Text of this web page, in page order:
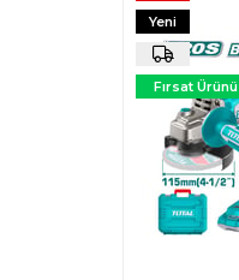
Yeni
Ürün
Fırsat Ürünü